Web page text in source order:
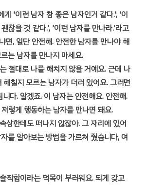
게 '이런 남자 참 좋은 남자인거 같다.', '이
찮을 것 같다.', '이런 남자를 만나라.'라고
면, 일단 안전해. 안전한 남자를 만나야 해
는 남자를 만나지 마세요.
절대로 나를 해치지 않을 거예요. 근데 나
칠지 모르는 남자가 더러 있어요. 그러면
다. 알겠죠. 이 남자는 안전해요. 안전해.
렇게 행동하는 남자를 만나면 돼요.
상한데도 떠나지 않잖아. 그 자리에 있어
를 알아보는 방법을 가르쳐 줬습니다, 여
직함이라는 덕목이 부러워요. 되게 갖고